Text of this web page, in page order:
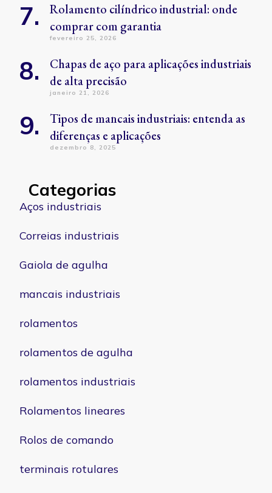
Rolamento cilíndrico industrial: onde
comprar com garantia
fevereiro 25, 2026
Chapas de aço para aplicações industriais
de alta precisão
janeiro 21, 2026
Tipos de mancais industriais: entenda as
diferenças e aplicações
dezembro 8, 2025
Categorias
Aços industriais
Correias industriais
Gaiola de agulha
mancais industriais
rolamentos
rolamentos de agulha
rolamentos industriais
Rolamentos lineares
Rolos de comando
terminais rotulares